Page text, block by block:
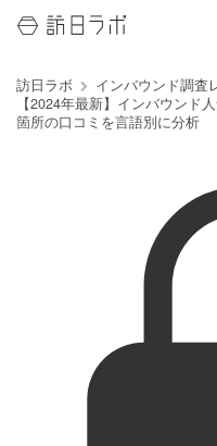
訪日ラボ
インバウンド調査
【2024年最新】インバウンド
箇所の口コミを言語別に分析